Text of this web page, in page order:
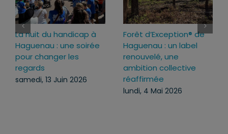
La nuit du handicap à
Haguenau : une soirée
pour changer les
regards
samedi, 13 Juin 2026
Forêt d’Exception® de
Haguenau : un label
renouvelé, une
ambition collective
réaffirmée
lundi, 4 Mai 2026